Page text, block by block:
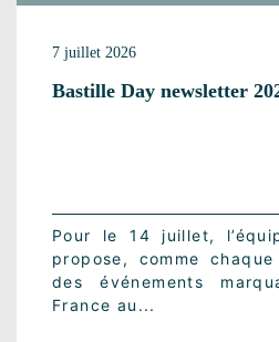
7 juillet 2026
Bastille Day newsletter
Pour le 14 juillet,
propose, comme
des événements
France au...